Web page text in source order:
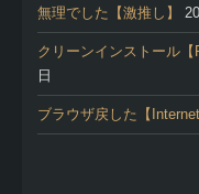
無理でした【激推し】
クリーンインストール【
日
ブラウザ戻した【Internet